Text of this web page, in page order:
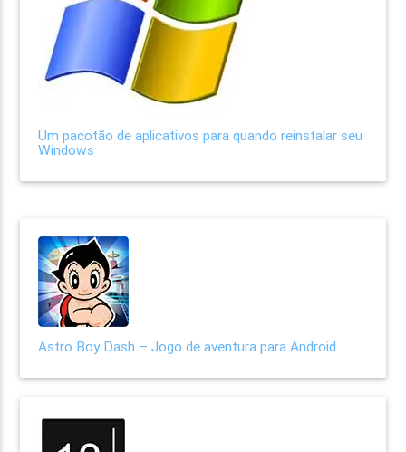
Um pacotão de aplicativos para quando reinstalar seu
Windows
Astro Boy Dash – Jogo de aventura para Android